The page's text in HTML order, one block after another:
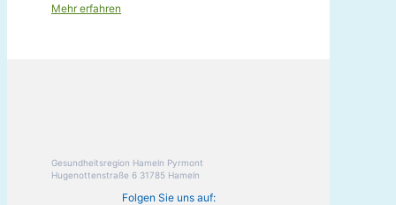
Mehr erfahren
Gesundheitsregion Hameln Pyrmont
Hugenottenstraße 6 31785 Hameln
Folgen Sie uns auf: